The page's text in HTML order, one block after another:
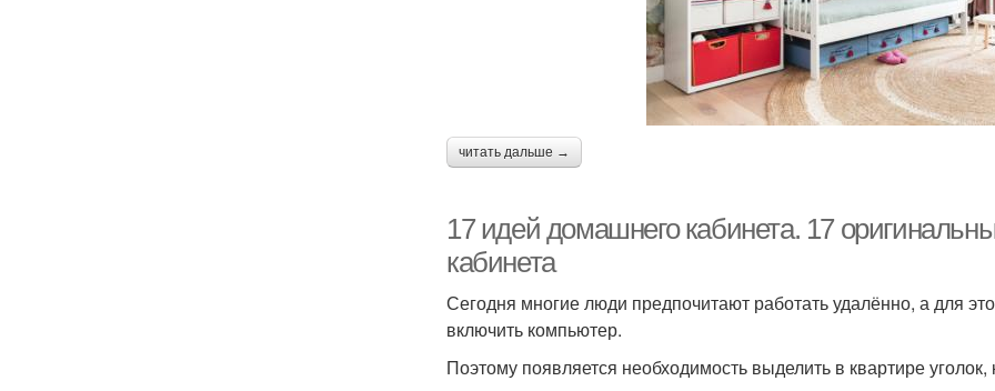
читать дальше →
17 идей домашнего кабинета. 17
кабинета
Сегодня многие люди предпочитают работать удалённо, а для
включить компьютер.
Поэтому появляется необходимость выделить в квартире